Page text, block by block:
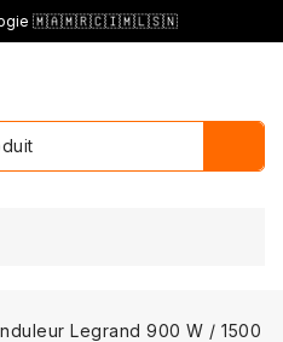
🇲🇦🇲🇷🇨🇮🇲🇱🇸🇳
Legrand 900 W / 1500